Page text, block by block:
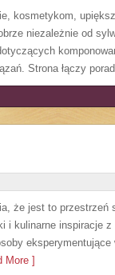
kosmetykom,
niezależnie od
Strona łączy
że jest to
i kulinarne inspiracje
More ]